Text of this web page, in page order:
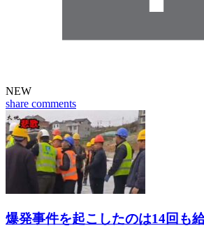
NEW
share comments
爆発事件を起こしたのは14回も